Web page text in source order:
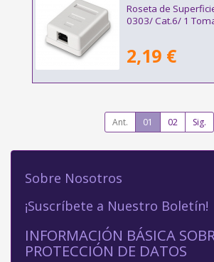
Roseta de
0303/ Cat.6/ 1
2,19 €
Ant. 01 02 Sig.
Sobre Nosotros
¡Suscríbete a Nuestro Boletín!
INFORMACIÓN BÁSICA
PROTECCIÓN DE DATOS